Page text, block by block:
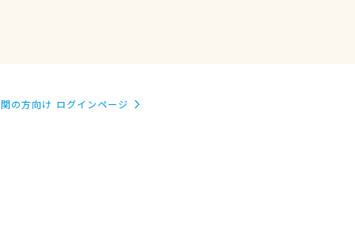
の方向け ログインページ